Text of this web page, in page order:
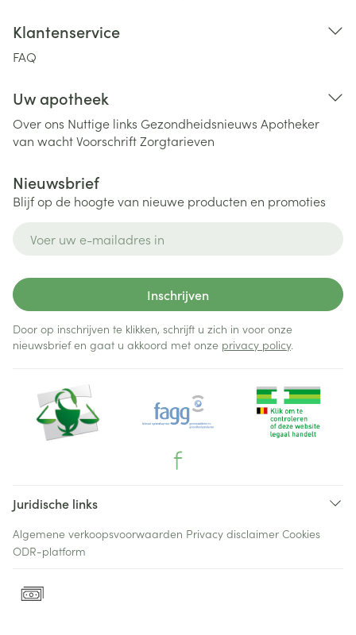
Klantenservice
FAQ
Uw apotheek
Over ons Nuttige links Gezondheidsnieuws Apotheker
van wachtVoorschriftZorgtarieven
Nieuwsbrief
Blijf op de hoogte van nieuwe producten en promoties
Inschrijven
Door op inschrijven te klikken, schrijft u zich in voor onze
nieuwsbrief en gaat u akkoord met onze privacy policy.
Juridische links
Algemene verkoopsvoorwaarden Privacy disclaimer Cookies
ODR-platform